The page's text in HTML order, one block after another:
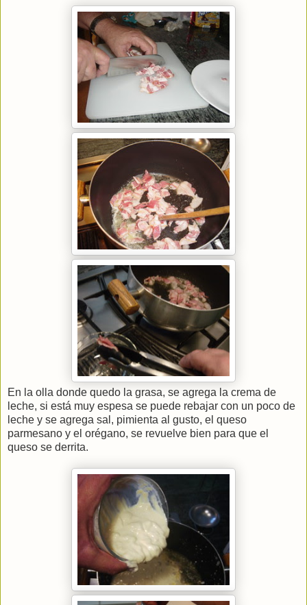
En la olla donde quedo la grasa, se agrega la crema de
leche, si está muy espesa se puede rebajar con un poco de
leche y se agrega sal, pimienta al gusto, el queso
parmesano y el orégano, se revuelve bien para que el
queso se derrita.